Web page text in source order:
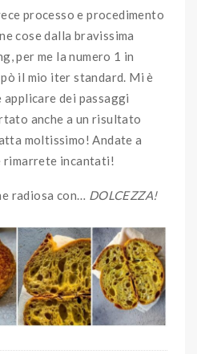
processo e procedimento
cose dalla bravissima
per me la numero 1 in
il mio iter standard. Mi è
dei passaggi
anche a un risultato
moltissimo! Andate a
rimarrete incantati!
radiosa con… DOLCEZZA!